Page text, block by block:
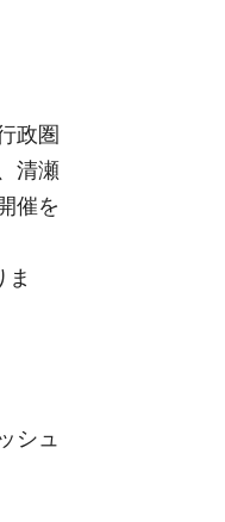
政圏
清瀬
催を
ま
シュ